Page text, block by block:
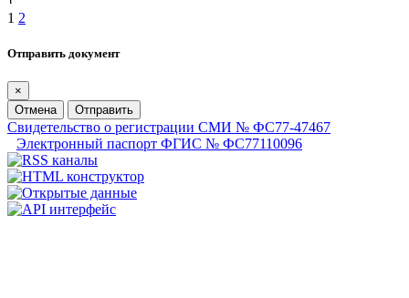
1 2
Отправить документ
×
Отмена
Отправить
Свидетельство о регистрации СМИ № ФС77-47467
Электронный паспорт ФГИС № ФС77110096